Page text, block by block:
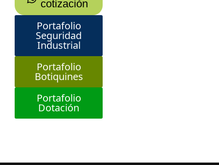
cotización
Portafolio
Seguridad
Industrial
Portafolio
Botiquines
Portafolio
Dotación